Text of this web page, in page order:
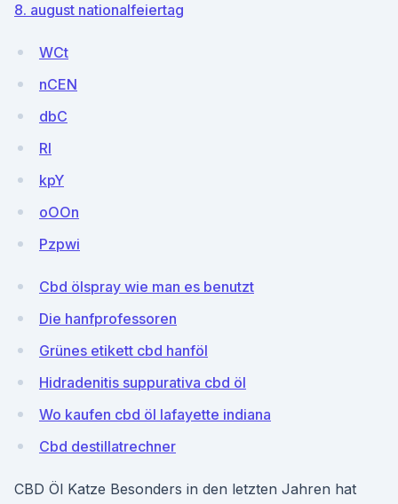
8. august nationalfeiertag
WCt
nCEN
dbC
RI
kpY
oOOn
Pzpwi
Cbd ölspray wie man es benutzt
Die hanfprofessoren
Grünes etikett cbd hanföl
Hidradenitis suppurativa cbd öl
Wo kaufen cbd öl lafayette indiana
Cbd destillatrechner
CBD Öl Katze Besonders in den letzten Jahren hat